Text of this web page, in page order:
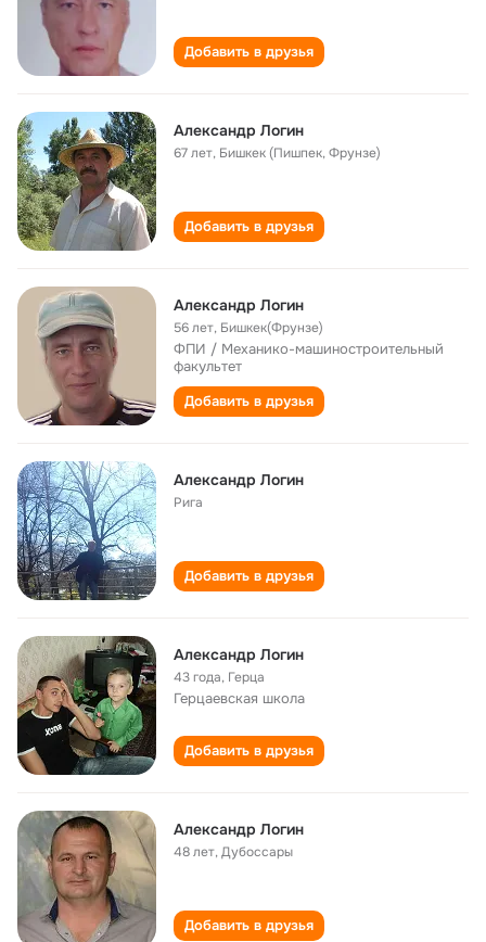
Добавить в друзья
Александр Логин
67 лет, Бишкек (Пишпек, Фрунзе)
Добавить в друзья
Александр Логин
56 лет, Бишкек(Фрунзе)
ФПИ / Механико-машиностроительный
факультет
Добавить в друзья
Александр Логин
Рига
Добавить в друзья
Александр Логин
43 года, Герца
Герцаевская школа
Добавить в друзья
Александр Логин
48 лет,Дубоссары
Добавить в друзья